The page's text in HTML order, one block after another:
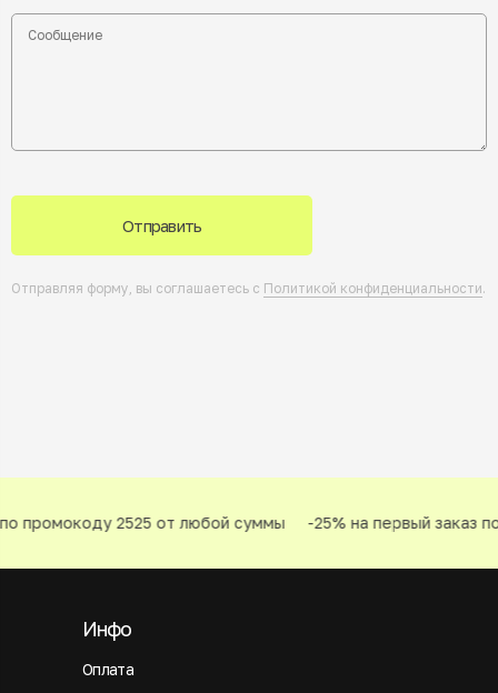
Отправить
Отправляя форму, вы соглашаетесь с Политикой конфиденциальности.
промокоду 2525 от любой суммы -25% на первый заказ
Оплата
Инфо